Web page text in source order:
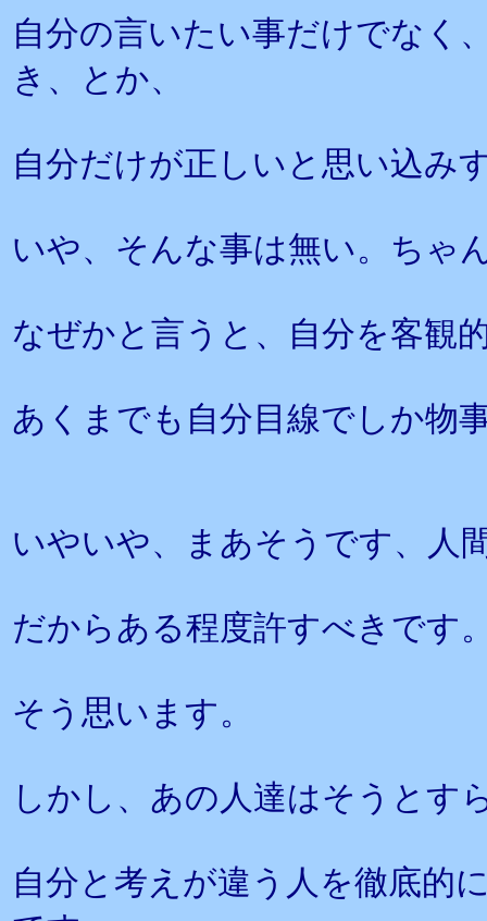
自分の言いたい事だけでなく
き、とか、
自分だけが正しいと思い込み
いや、そんな事は無い。ちゃ
なぜかと言うと、自分を客観
あくまでも自分目線でしか物
いやいや、まあそうです、人
だからある程度許すべきです
そう思います。
しかし、あの人達はそうとす
自分と考えが違う人を徹底的